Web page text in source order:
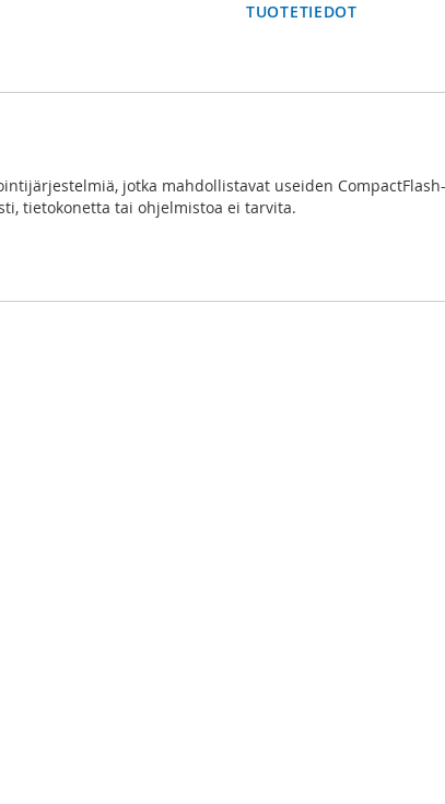
TUOTETIEDOT
jotka mahdollistavat useiden
tietokonetta tai ohjelmistoa ei tarvita.